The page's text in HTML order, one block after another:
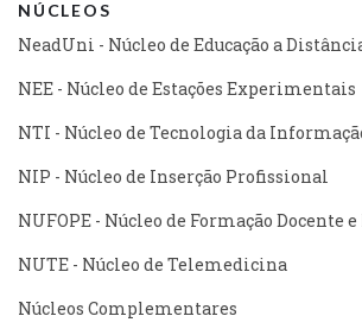
NÚCLEOS
NeadUni - Núcleo de Educação a
NEE - Núcleo de Estações Experimentais
NTI - Núcleo de Tecnologia da
NIP - Núcleo de Inserção Profissional
NUFOPE - Núcleo de Formação Docente
NUTE - Núcleo de Telemedicina
Núcleos Complementares